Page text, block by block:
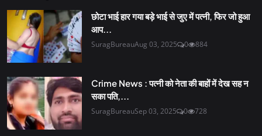
छोटा भाई हार गया बड़े भाई से जुए में पत्नी, फिर जो हुआ
आप...
SuragBureauAug 03, 2025 0 884
Crime News : पत्नी को नेता की बाहों में देख सह न
सका पति,...
SuragBureauSep 03, 2025 0 728